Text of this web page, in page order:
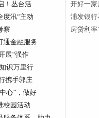
！丛台活
度汛“主动
察
通金融服务
展“强作
识万里行
携手郭庄
心”，做好
校园活动
开好一
浦发银行
房贷利